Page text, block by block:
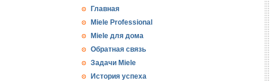
Главная
Miele Professional
Miele для дома
Обратная связь
Задачи Miele
История успеха